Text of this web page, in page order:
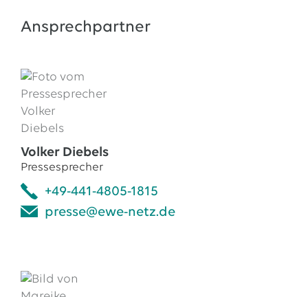
Ansprechpartner
Volker Diebels
Pressesprecher
+49-441-4805-1815
presse@ewe-netz.de